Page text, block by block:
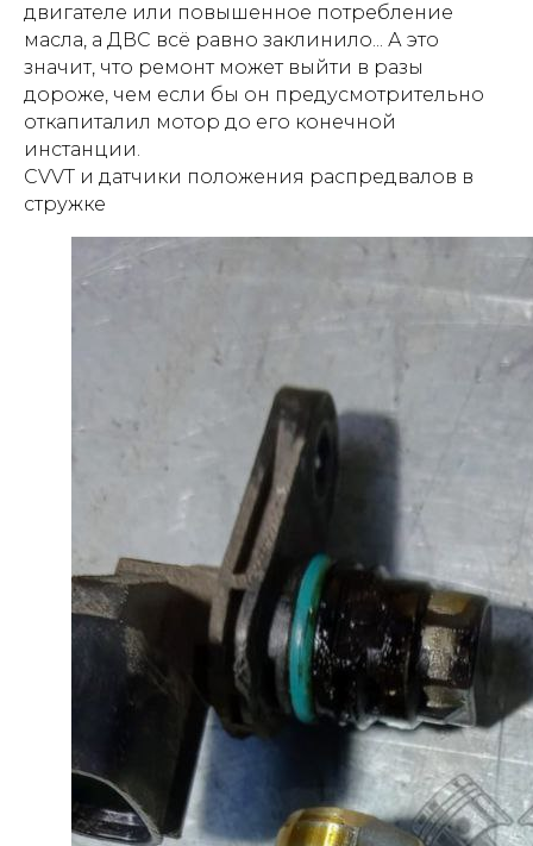
двигателе или повышенное потребление
масла, а ДВС всё равно заклинило... А это
значит, что ремонт может выйти в разы
дороже, чем если бы он предусмотрительно
откапиталил мотор до его конечной
инстанции.
CVVT и датчики положения распредвалов в
стружке